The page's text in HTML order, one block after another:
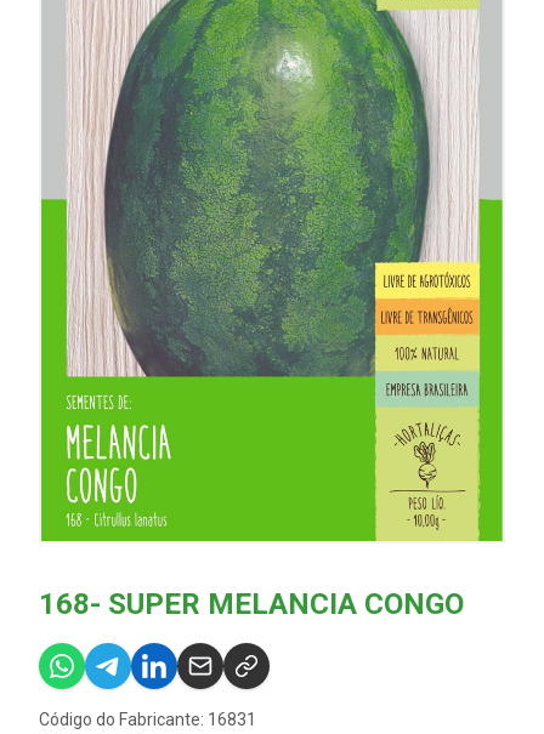
168- SUPER MELANCIA CONGO
Código do Fabricante: 16831